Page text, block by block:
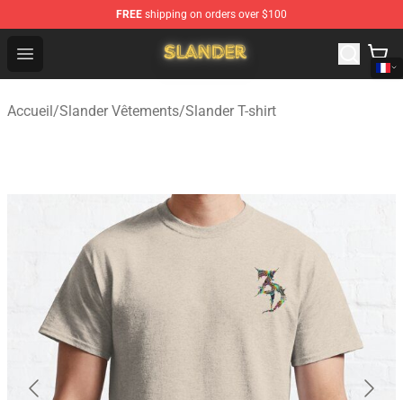
FREE shipping on orders over $100
Open menu
Slander Shop - Official Slander Merchandise Store
Accueil/Slander Vêtements/Slander T-shirt